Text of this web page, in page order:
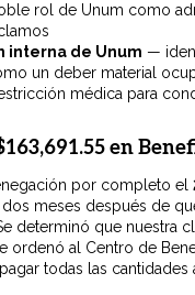
rol de Unum como
interna de Unum —
un deber material
médica para
en
por completo el
meses después de
determinó que nuestra
ordenó al Centro de
todas las cantidades